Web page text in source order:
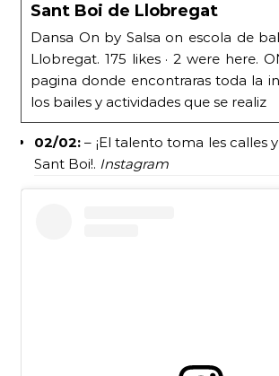
Sant Boi de Llobregat
Dansa On by Salsa on escola de
Llobregat. 175 likes · 2 were here.
pagina donde encontraras toda la
los bailes y actividades que se realiz
02/02: – ¡El talento toma les calles
Sant Boi!. Instagram